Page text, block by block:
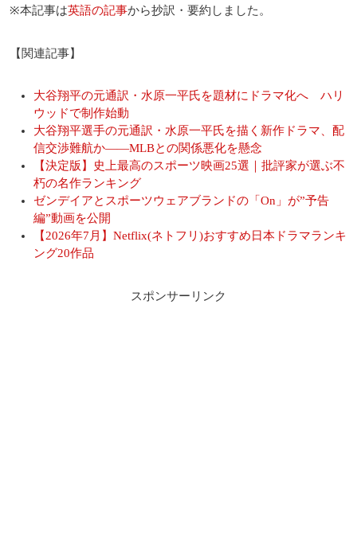
※本記事は英語の記事から抄訳・要約しました。
【関連記事】
大谷翔平の元通訳・水原一平氏を題材にドラマ化へ ハリ
ウッドで制作始動
大谷翔平選手の元通訳・水原一平氏を描く新作ドラマ、配
信交渉難航か――MLBとの関係悪化を懸念
【決定版】史上最高のスポーツ映画25選｜批評家が選ぶ不
朽の名作ランキング
ゼンデイアとスポーツウェアブランドの「On」が”予告
編”動画を公開
【2026年7月】Netflix(ネトフリ)おすすめ日本ドラマランキ
ング20作品
スポンサーリンク